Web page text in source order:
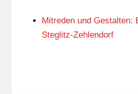
S
O
N
Mitreden und Gestalten:
Steglitz-Zehlendorf